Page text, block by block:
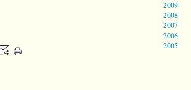
2009
2008
2007
2006
2005